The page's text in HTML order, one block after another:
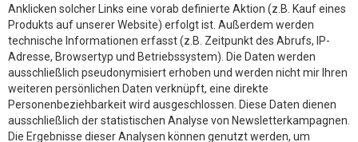
Anklicken solcher Links eine vorab definierte Aktion (z.B. Kauf eines
Produkts auf unserer Website) erfolgt ist. Außerdem werden
technische Informationen erfasst (z.B. Zeitpunkt des Abrufs, IP-
Adresse, Browsertyp und Betriebssystem). Die Daten werden
ausschließlich pseudonymisiert erhoben und werden nicht mir Ihren
weiteren persönlichen Daten verknüpft, eine direkte
Personenbeziehbarkeit wird ausgeschlossen. Diese Daten dienen
ausschließlich der statistischen Analyse von Newsletterkampagnen.
Die Ergebnisse dieser Analysen können genutzt werden, um